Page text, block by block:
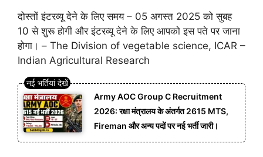
दोस्तों इंटरव्यू देने के लिए समय – 05 अगस्त 2025 को सुबह
10 से शुरू होगी और इंटरव्यू देने के लिए आपको इस पते पर जाना
होगा। – The Division of vegetable science, ICAR –
Indian Agricultural Research
Army AOC Group C Recruitment
2026: रक्षा मंत्रालय के अंतर्गत 2615 MTS,
Fireman और अन्य पदों पर नई भर्ती जारी।